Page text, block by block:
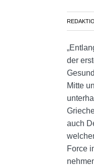
der
Mitte
auch
Force